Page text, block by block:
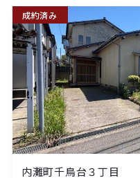
内灘町千鳥台３丁目
成約済み